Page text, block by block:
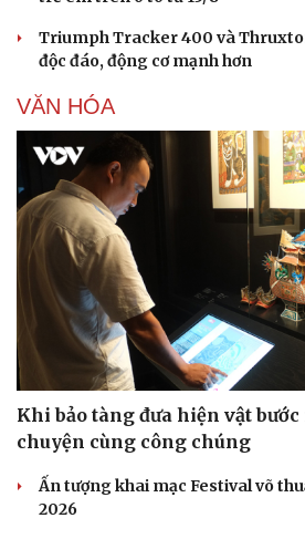
Văn học
Âm nhạc
Di sản
Thời
Triumph Tracker 400 và
độc đáo, động cơ mạnh hơn
VĂN HÓA
Khi bảo tàng đưa hiện vật
chuyện cùng công chúng
Ấn tượng khai mạc Festival võ
2026